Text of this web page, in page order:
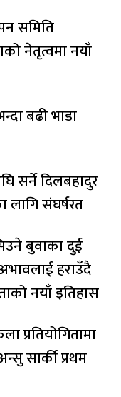
समिति
नेतृत्वमा नयाँ
बढी भाडा
सर्ने दिलबहादुर
संघर्षरत
बुवाका दुई
हराउँदै
नयाँ इतिहास
प्रतियोगितामा
सार्की प्रथम